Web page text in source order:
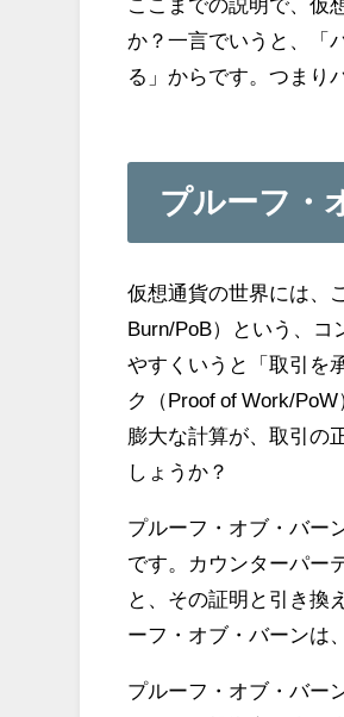
か？一言でいうと、「
る」からです。つまり
プルーフ・
仮想通貨の世界には、
Burn/PoB）という、コ
やすくいうと「取引を
ク（Proof of Work/
膨大な計算が、取引の
しょうか？
プルーフ・オブ・バー
です。カウンターパー
と、その証明と引き換
ーフ・オブ・バーンは
プルーフ・オブ・バー